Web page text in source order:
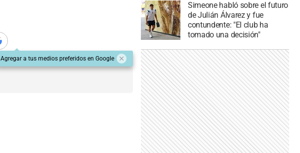
Agregar a tus medios preferidos en Google
Simeone habló sobre el futuro
de Julián Álvarez y fue
contundente: "El club ha
tomado una decisión"